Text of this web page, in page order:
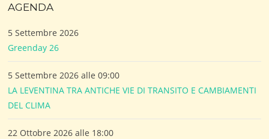
AGENDA
5 Settembre 2026
Greenday 26
5 Settembre 2026 alle 09:00
LA LEVENTINA TRA ANTICHE VIE DI TRANSITO E CAMBIAMENTI
DEL CLIMA
22 Ottobre 2026 alle 18:00